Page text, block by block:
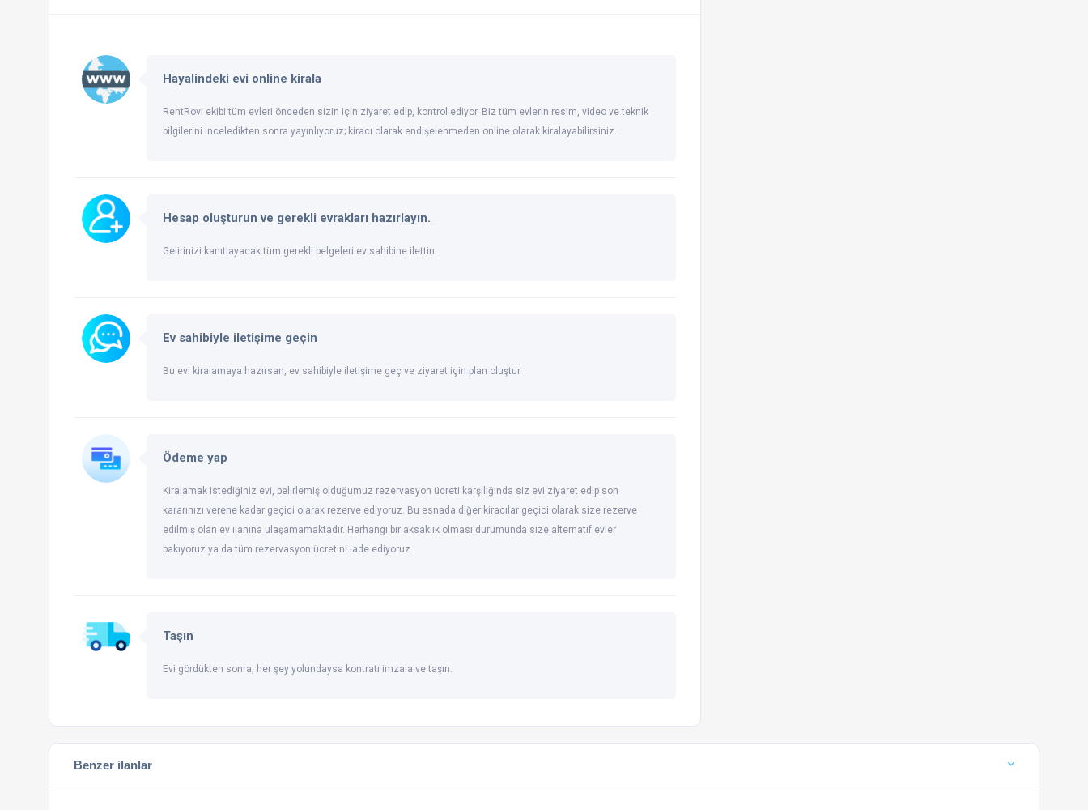
Hayalindeki evi online kirala
RentRovi ekibi tüm evleri önceden sizin için ziyaret edip, kontrol ediyor. Biz tüm evlerin resim, video ve teknik
bilgilerini inceledikten sonra yayınlıyoruz; kiracı olarak endişelenmeden online olarak kiralayabilirsiniz.
Hesap oluşturun ve gerekli evrakları hazırlayın.
Gelirinizi kanıtlayacak tüm gerekli belgeleri ev sahibine ilettin.
Ev sahibiyle iletişime geçin
Bu evi kiralamaya hazırsan, ev sahibiyle iletişime geç ve ziyaret için plan oluştur.
Ödeme yap
Kiralamak istediğiniz evi, belirlemiş olduğumuz rezervasyon ücreti karşılığında siz evi ziyaret edip son
kararınızı verene kadar geçici olarak rezerve ediyoruz. Bu esnada diğer kiracılar geçici olarak size rezerve
edilmiş olan ev ilanina ulaşamamaktadir. Herhangi bir aksaklık olması durumunda size alternatif evler
bakıyoruz ya da tüm rezervasyon ücretini iade ediyoruz.
Taşın
Evi gördükten sonra, her şey yolundaysa kontratı imzala ve taşın.
Benzer ilanlar